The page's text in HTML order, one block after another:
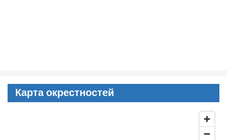
Карта окрестностей